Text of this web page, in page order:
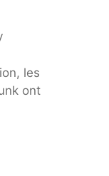
les
ont